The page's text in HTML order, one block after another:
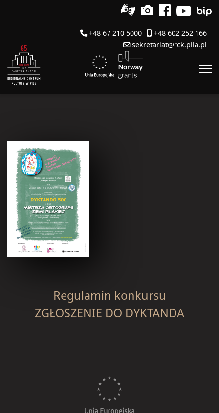
+48 67 210 5000
+48 602 252 166
sekretariat@rck.pila.pl
Regulamin konkursu
ZGŁOSZENIE DO DYKTANDA